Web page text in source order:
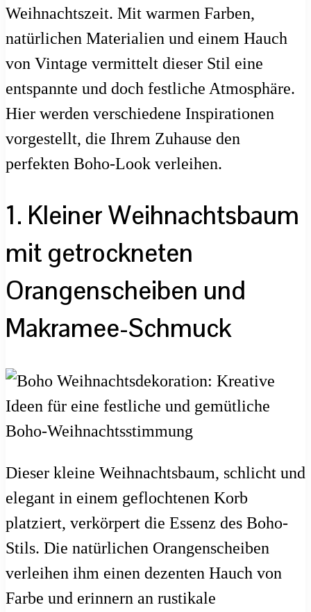
Weihnachtszeit. Mit warmen Farben,
natürlichen Materialien und einem Hauch
von Vintage vermittelt dieser Stil eine
entspannte und doch festliche Atmosphäre.
Hier werden verschiedene Inspirationen
vorgestellt, die Ihrem Zuhause den
perfekten Boho-Look verleihen.
1. Kleiner Weihnachtsbaum
mit getrockneten
Orangenscheiben und
Makramee-Schmuck
Dieser kleine Weihnachtsbaum, schlicht und
elegant in einem geflochtenen Korb
platziert, verkörpert die Essenz des Boho-
Stils. Die natürlichen Orangenscheiben
verleihen ihm einen dezenten Hauch von
Farbe und erinnern an rustikale